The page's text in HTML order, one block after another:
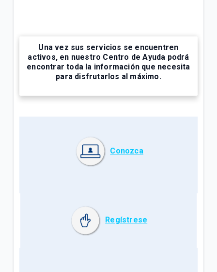
Una vez sus servicios se encuentren
activos, en nuestro Centro de Ayuda podrá
encontrar toda la información que necesita
para disfrutarlos al máximo.
Conozca
Regístrese